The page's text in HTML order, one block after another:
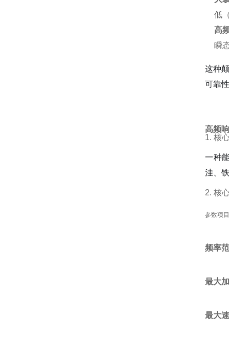
低
高
瞬
这种
可靠
高频
1. 核
一种
洼、
2. 核
参数项目
频率
最大
最大